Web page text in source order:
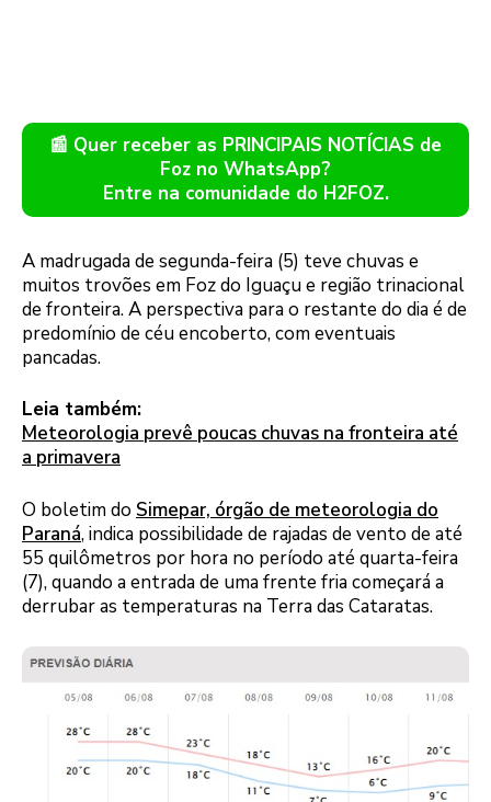
📰 Quer receber as PRINCIPAIS NOTÍCIAS de
Foz no WhatsApp?
Entre na comunidade do H2FOZ.
A madrugada de segunda-feira (5) teve chuvas e
muitos trovões em Foz do Iguaçu e região trinacional
de fronteira. A perspectiva para o restante do dia é de
predomínio de céu encoberto, com eventuais
pancadas.
Leia também:
Meteorologia prevê poucas chuvas na fronteira até
a primavera
O boletim do Simepar, órgão de meteorologia do
Paraná, indica possibilidade de rajadas de vento de até
55 quilômetros por hora no período até quarta-feira
(7), quando a entrada de uma frente fria começará a
derrubar as temperaturas na Terra das Cataratas.